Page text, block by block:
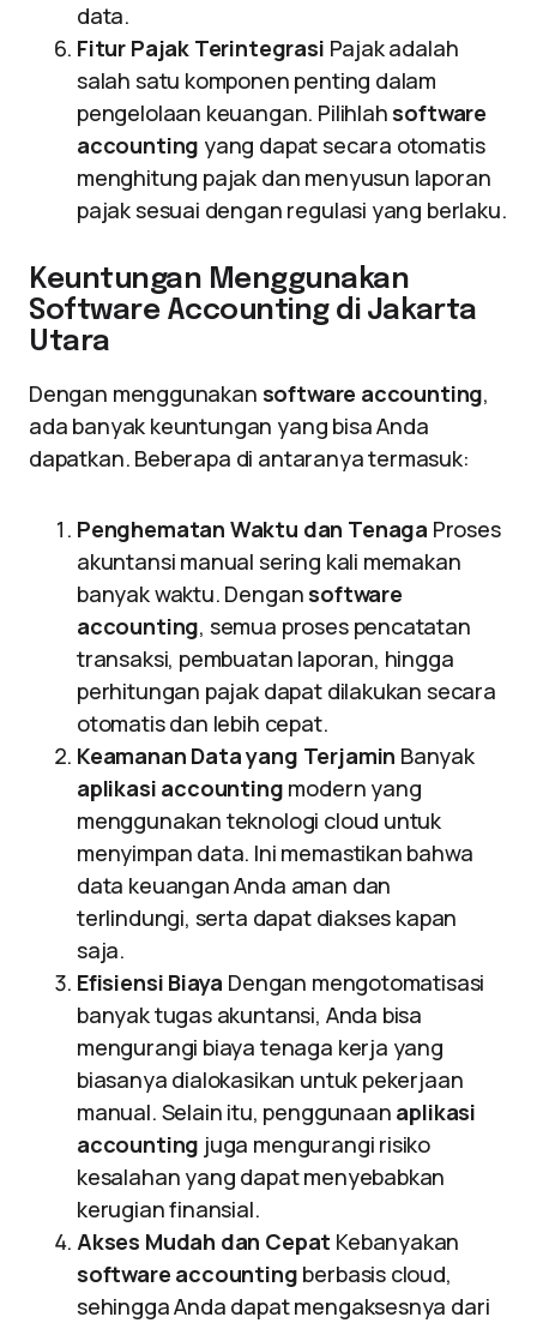
data.
Fitur Pajak Terintegrasi Pajak adalah
salah satu komponen penting dalam
pengelolaan keuangan. Pilihlah software
accounting yang dapat secara otomatis
menghitung pajak dan menyusun laporan
pajak sesuai dengan regulasi yang berlaku.
Keuntungan Menggunakan
Software Accounting di Jakarta
Utara
Dengan menggunakan software accounting,
ada banyak keuntungan yang bisa Anda
dapatkan. Beberapa di antaranya termasuk:
Penghematan Waktu dan Tenaga Proses
akuntansi manual sering kali memakan
banyak waktu. Dengan software
accounting, semua proses pencatatan
transaksi, pembuatan laporan, hingga
perhitungan pajak dapat dilakukan secara
otomatis dan lebih cepat.
Keamanan Data yang Terjamin Banyak
aplikasi accounting modern yang
menggunakan teknologi cloud untuk
menyimpan data. Ini memastikan bahwa
data keuangan Anda aman dan
terlindungi, serta dapat diakses kapan
saja.
Efisiensi Biaya Dengan mengotomatisasi
banyak tugas akuntansi, Anda bisa
mengurangi biaya tenaga kerja yang
biasanya dialokasikan untuk pekerjaan
manual. Selain itu, penggunaan aplikasi
accounting juga mengurangi risiko
kesalahan yang dapat menyebabkan
kerugian finansial.
Akses Mudah dan Cepat Kebanyakan
software accounting berbasis cloud,
sehingga Anda dapat mengaksesnya dari